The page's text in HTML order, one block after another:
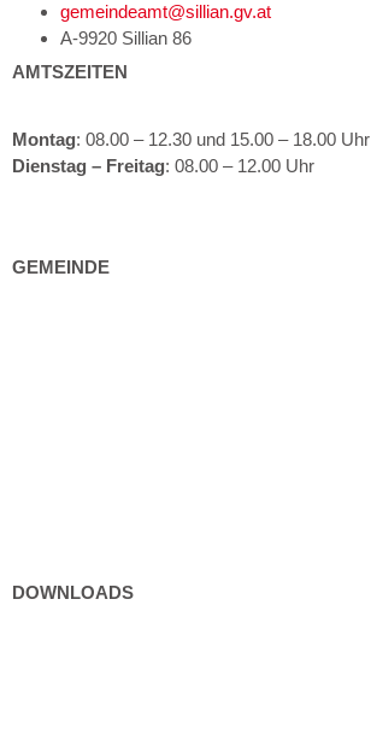
gemeindeamt@sillian.gv.at
A-9920 Sillian 86
AMTSZEITEN
Montag: 08.00 – 12.30 und 15.00 – 18.00 Uhr
Dienstag – Freitag: 08.00 – 12.00 Uhr
GEMEINDE
DOWNLOADS